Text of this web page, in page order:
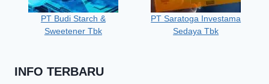
PT Budi Starch &
Sweetener Tbk
PT Saratoga Investama
Sedaya Tbk
INFO TERBARU